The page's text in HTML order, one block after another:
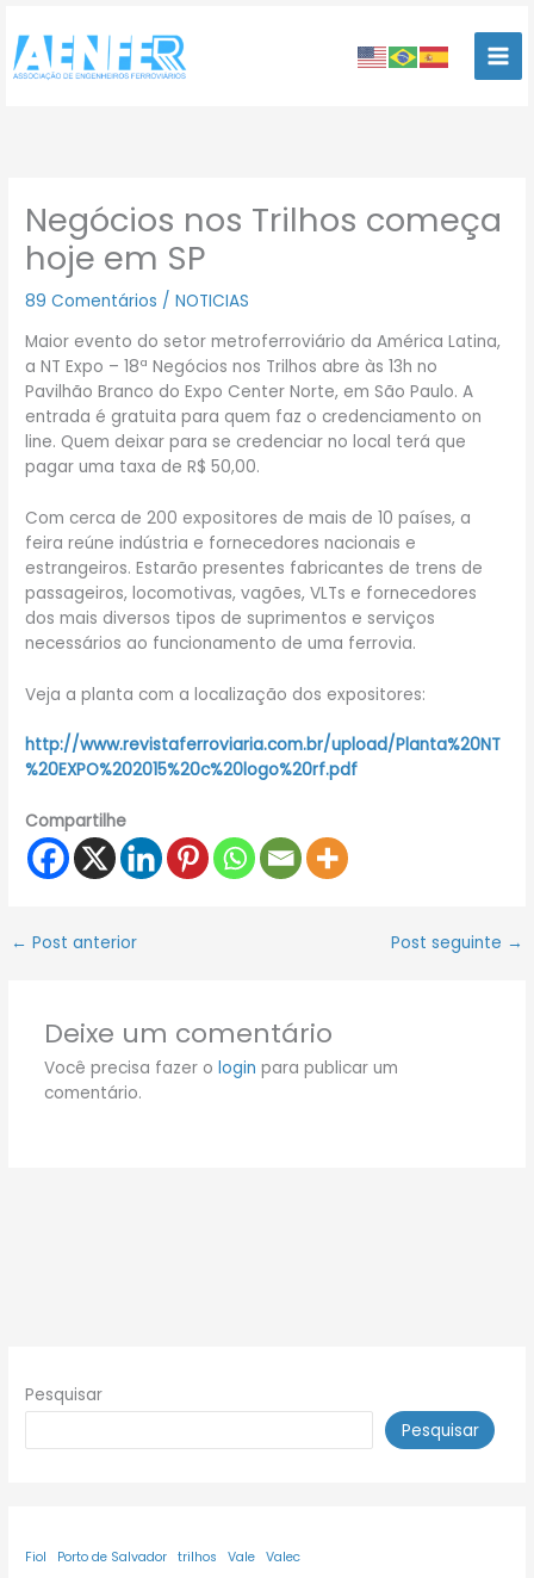
para
conteúdo
Negócios nos Trilhos começa
hoje em SP
89 Comentários /NOTICIAS
Maior evento do setor metroferroviário da América Latina,
a NT Expo – 18ª Negócios nos Trilhos abre às 13h no
Pavilhão Branco do Expo Center Norte, em São Paulo. A
entrada é gratuita para quem faz o credenciamento on
line. Quem deixar para se credenciar no local terá que
pagar uma taxa de R$ 50,00.
Com cerca de 200 expositores de mais de 10 países, a
feira reúne indústria e fornecedores nacionais e
estrangeiros. Estarão presentes fabricantes de trens de
passageiros, locomotivas, vagões, VLTs e fornecedores
dos mais diversos tipos de suprimentos e serviços
necessários ao funcionamento de uma ferrovia.
Veja a planta com a localização dos expositores:
http://www.revistaferroviaria.com.br/upload/Planta%20NT
%20EXPO%202015%20c%20logo%20rf.pdf
Compartilhe
← Post anterior Post seguinte →
Deixe um comentário
Você precisa fazer o login para publicar um
comentário.
Pesquisar
Pesquisar
Fiol Porto de Salvador trilhos Vale Valec